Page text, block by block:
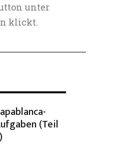
unter
klickt.
(Teil